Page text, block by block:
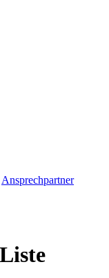
Ansprechpartner